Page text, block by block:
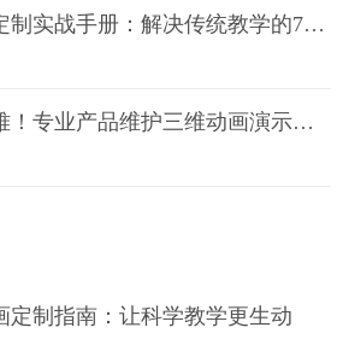
医疗教育仿真动画定制实战手册：解决传统教学的7大痛点
设备维护维修不再难！专业产品维护三维动画演示定制指南
定制指南：让科学教学更生动